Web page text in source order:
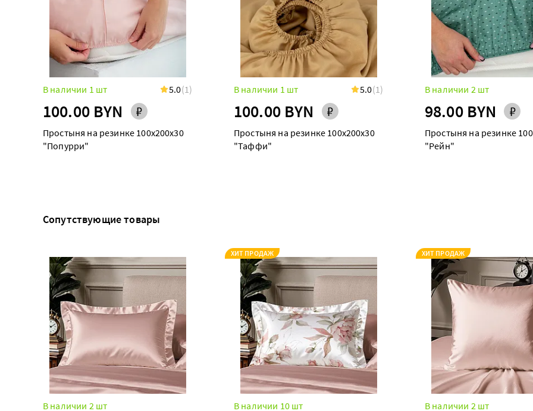
В наличии 1 шт 5.0(1)
100.00 BYN
Простыня на резинке 100х200х30
"Попурри"
В наличии 1 шт 5.0(1)
100.00 BYN
Простыня на резинке 100х200х30
"Таффи"
В наличии 2 шт
98.00 BYN
Простыня на резинке
"Рейн"
Сопутствующие товары
В наличии 2 шт
ХИТ ПРОДАЖ
В наличии 10 шт
ХИТ ПРОДАЖ
В наличии 2 шт